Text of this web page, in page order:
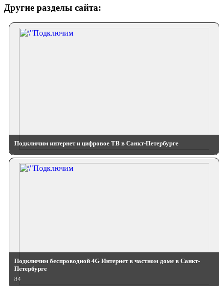
Другие разделы сайта:
Подключим интернет и цифровое ТВ в Санкт-Петербурге
Подключим беспроводной 4G Интернет в частном доме в Санкт-
Петербурге
84